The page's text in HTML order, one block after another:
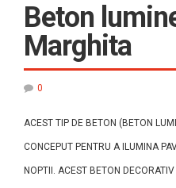
Beton
Marghita
0
ACEST TIP DE BETON (BETON
CONCEPUT PENTRU A ILUMINA
NOPTII. ACEST BETON